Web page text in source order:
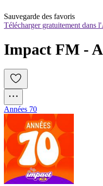
Sauvegarde des favoris
Télécharger gratuitement dans
Années 70